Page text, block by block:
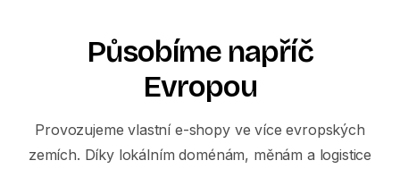
Působíme napříč
Evropou
Provozujeme vlastní e-shopy ve více evropských
zemích. Díky lokálním doménám, měnám a logistice